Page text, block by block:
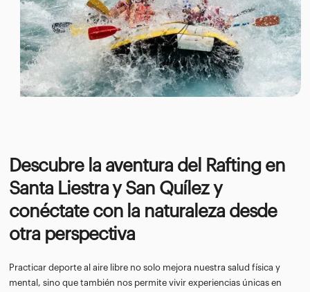
Descubre la aventura del Rafting en
Santa Liestra y San Quílez y
conéctate con la naturaleza desde
otra perspectiva
Practicar deporte al aire libre no solo mejora nuestra salud física y
mental, sino que también nos permite vivir experiencias únicas en